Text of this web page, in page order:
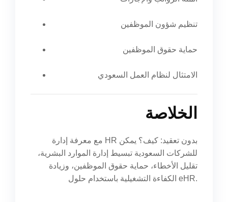
تنظيم شؤون الموظفين
حماية حقوق الموظفين
الامتثال لنظام العمل السعودي
الخلاصة
مع معرفة إدارة HR بدون تعقيد: كيف؟ يمكن
للشركات السعودية تبسيط إدارة الموارد البشرية،
تقليل الأخطاء، حماية حقوق الموظفين، وزيادة
الكفاءة التشغيلية باستخدام حلول eHR.